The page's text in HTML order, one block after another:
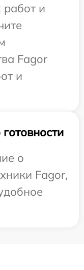
и
Fagor
и
о
Fagor,